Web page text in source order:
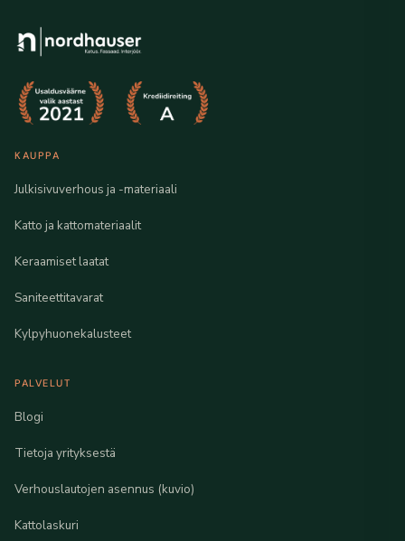
KAUPPA
Julkisivuverhous ja -materiaali
Katto ja kattomateriaalit
Keraamiset laatat
Saniteettitavarat
Kylpyhuonekalusteet
PALVELUT
Blogi
Tietoja yrityksestä
Verhouslautojen asennus (kuvio)
Kattolaskuri